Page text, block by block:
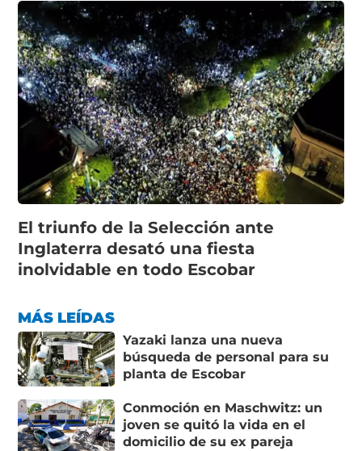
El triunfo de la Selección ante
Inglaterra desató una fiesta
inolvidable en todo Escobar
MÁS LEÍDAS
Yazaki lanza una nueva
búsqueda de personal para su
planta de Escobar
Conmoción en Maschwitz: un
joven se quitó la vida en el
domicilio de su ex pareja